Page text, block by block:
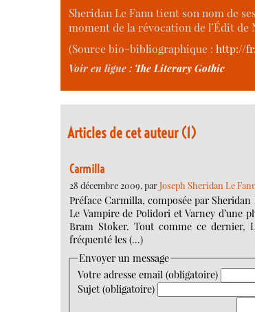
Sheridan Le Fanu tient son nom de
moment de la révocation de l’Édit de
(Source bio-bibliographique : http://
Voir en ligne : The Literary Gothic
Articles de cet auteur (1)
Carmilla
28 décembre 2009, parJoseph Sheridan Le
Préface Carmilla, composée par Sheridan
Le Vampire de Polidori et Varney d’une
Bram Stoker. Tout comme ce dernier,
fréquenté les (…)
Envoyer un message
Votre adresse email (obligatoire)
Sujet (obligatoire)